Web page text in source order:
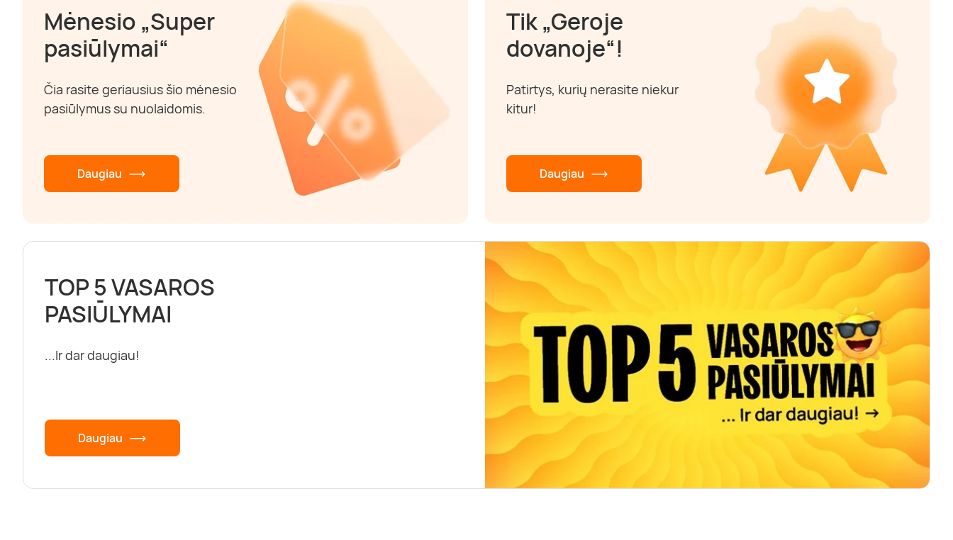
Mėnesio „Super
pasiūlymai“
Čia rasite geriausius šio mėnesio
pasiūlymus su nuolaidomis.
Daugiau
Tik „Geroje
dovanoje“!
Patirtys, kurių nerasite niekur
kitur!
Daugiau
TOP 5 VASAROS
PASIŪLYMAI
...Ir dar daugiau!
Daugiau